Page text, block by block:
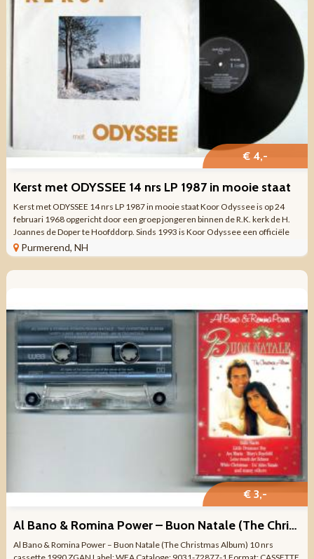
€ 4,-
Kerst met ODYSSEE 14 nrs LP 1987 in mooie staat
Kerst met ODYSSEE 14 nrs LP 1987 in mooie staat Koor Odyssee is op 24
februari 1968 opgericht door een groep jongeren binnen de R.K. kerk de H.
Joannes de Doper te Hoofddorp. Sinds 1993 is Koor Odyssee een officiële
vereniging. ...
Purmerend, NH
€ 3,-
Al Bano & Romina Power – Buon Natale (The Christmas Album)
Al Bano & Romina Power – Buon Natale (The Christmas Album) 10 nrs